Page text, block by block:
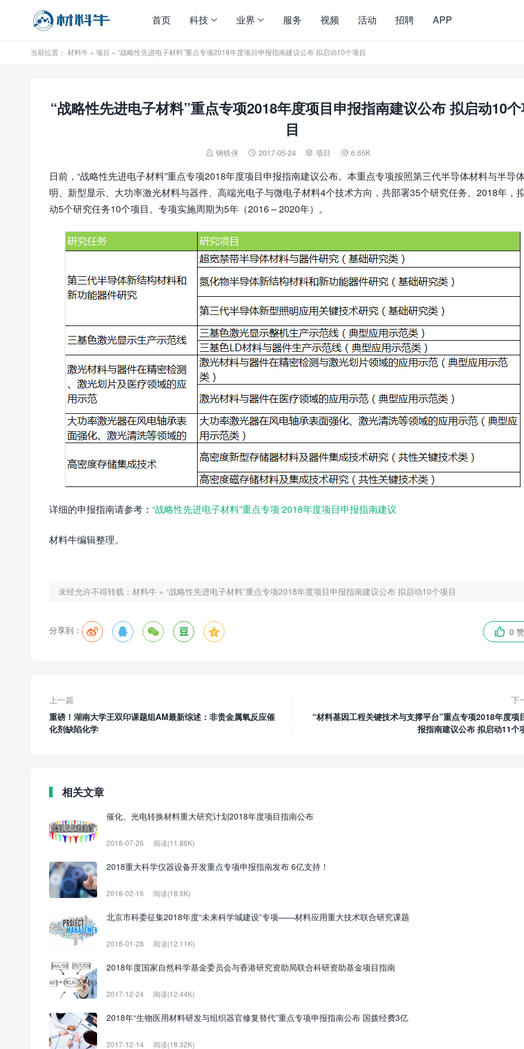
首页 科技 业界 服务 视频 活动 招聘 APP
当前位置： 材料牛 » 项目 » “战略性先进电子材料”重点专项2018年度项目申报指南建议公布 拟启动10个项目
“战略性先进电子材料”重点专项2018年度项目申报指南建议公布 拟启动10
目
 钢铁侠  2017-05-24  项目  6.65K
日前，“战略性先进电子材料”重点专项2018年度项目申报指南建议公布。本重点专项按照第三代半导体材料与半导
明、新型显示、大功率激光材料与器件、高端光电子与微电子材料4个技术方向，共部署35个研究任务。2018年，
动5个研究任务10个项目。专项实施周期为5年（2016 – 2020年）。
详细的申报指南请参考： “战略性先进电子材料”重点专项 2018年度项目申报指南建议
材料牛编辑整理。
未经允许不得转载： 材料牛 » “战略性先进电子材料”重点专项2018年度项目申报指南建议公布 拟启动10个项目
分享到：       0 赞
上一篇
重磅！湖南大学王双印课题组AM最新综述：非贵金属氧反应催
化剂缺陷化学
下
“材料基因工程关键技术与支撑平台”重点专项2018年度项
报指南建议公布 拟启动11个
相关文章
催化、光电转换材料重大研究计划2018年度项目指南公布
2018-07-26 阅读(11.86K)
2018重大科学仪器设备开发重点专项申报指南发布 6亿支持！
2018-02-16 阅读(18.5K)
北京市科委征集2018年度“未来科学城建设”专项——材料应用重大技术联合研究课题
2018-01-28 阅读(12.11K)
2018年度国家自然科学基金委员会与香港研究资助局联合科研资助基金项目指南
2017-12-24 阅读(12.44K)
2018年“生物医用材料研发与组织器官修复替代”重点专项申报指南公布 国拨经费3亿
2017-12-14 阅读(18.32K)